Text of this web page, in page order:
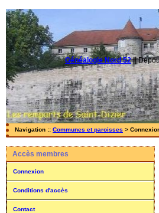
Généalogie Nord 52||
Navigation :: Communes et paroisses >
Accès membres
Connexion
Conditions d'accès
Contact